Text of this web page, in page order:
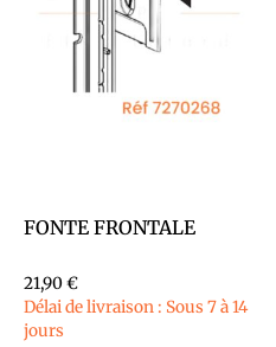
FONTE FRONTALE
21,90€
Délai de livraison : Sous 7 à 14
jours